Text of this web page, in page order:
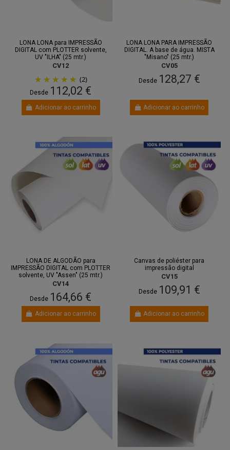
LONA LONA para IMPRESSÃO
DIGITAL com PLOTTER solvente,
UV "ILHA" (25 mtr.)
CV12
(2)
Desde 112,02 €
Adicionar ao carrinho
LONA LONA PARA IMPRESSÃO
DIGITAL. A base de água. MISTA
"Misano" (25 mtr.)
CV05
Desde 128,27 €
Adicionar ao carrinho
LONA DE ALGODÃO para
IMPRESSÃO DIGITAL com PLOTTER
solvente, UV "Assen" (25 mtr.)
CV14
Desde 164,66 €
Adicionar ao carrinho
Canvas de poliéster para
impressão digital
CV15
Desde 109,91 €
Adicionar ao carrinho